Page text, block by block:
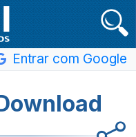
Entrar com Google